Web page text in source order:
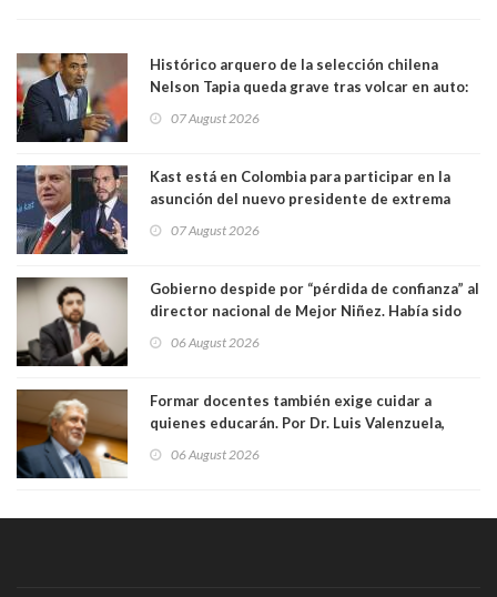
Histórico arquero de la selección chilena
Nelson Tapia queda grave tras volcar en auto:
manejaba en estado de ebriedad
07 August 2026
Kast está en Colombia para participar en la
asunción del nuevo presidente de extrema
derecha Abelardo de la Espriella
07 August 2026
Gobierno despide por “pérdida de confianza” al
director nacional de Mejor Niñez. Había sido
elegido por Alta Dirección Pública
06 August 2026
Formar docentes también exige cuidar a
quienes educarán. Por Dr. Luis Valenzuela,
Patricia Bravo Rojas, Francisca Paudif Carcamo,
Académicos U. Católica Silva Henríquez
06 August 2026